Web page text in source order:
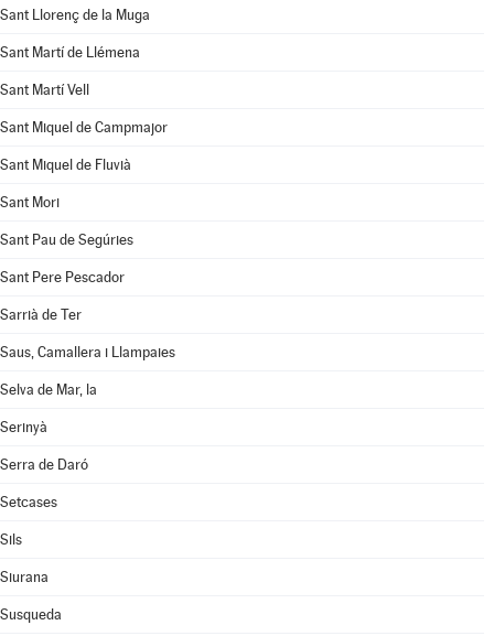
Sant Llorenç de la Muga
Sant Martí de Llémena
Sant Martí Vell
Sant Miquel de Campmajor
Sant Miquel de Fluvià
Sant Mori
Sant Pau de Segúries
Sant Pere Pescador
Sarrià de Ter
Saus, Camallera i Llampaies
Selva de Mar, la
Serinyà
Serra de Daró
Setcases
Sils
Siurana
Susqueda